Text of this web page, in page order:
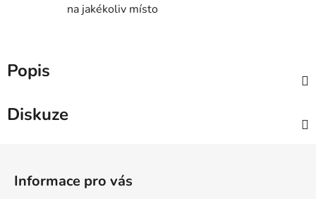
na jakékoliv místo
Popis
Diskuze
Informace pro vás